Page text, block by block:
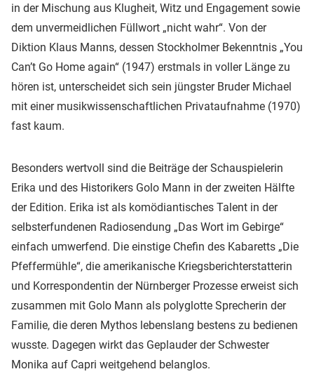
in der Mischung aus Klugheit, Witz und Engagement sowie
dem unvermeidlichen Füllwort „nicht wahr“. Von der
Diktion Klaus Manns, dessen Stockholmer Bekenntnis „You
Can’t Go Home again“ (1947) erstmals in voller Länge zu
hören ist, unterscheidet sich sein jüngster Bruder Michael
mit einer musikwissenschaftlichen Privataufnahme (1970)
fast kaum.
Besonders wertvoll sind die Beiträge der Schauspielerin
Erika und des Historikers Golo Mann in der zweiten Hälfte
der Edition. Erika ist als komödiantisches Talent in der
selbsterfundenen Radiosendung „Das Wort im Gebirge“
einfach umwerfend. Die einstige Chefin des Kabaretts „Die
Pfeffermühle“, die amerikanische Kriegsberichterstatterin
und Korrespondentin der Nürnberger Prozesse erweist sich
zusammen mit Golo Mann als polyglotte Sprecherin der
Familie, die deren Mythos lebenslang bestens zu bedienen
wusste. Dagegen wirkt das Geplauder der Schwester
Monika auf Capri weitgehend belanglos.